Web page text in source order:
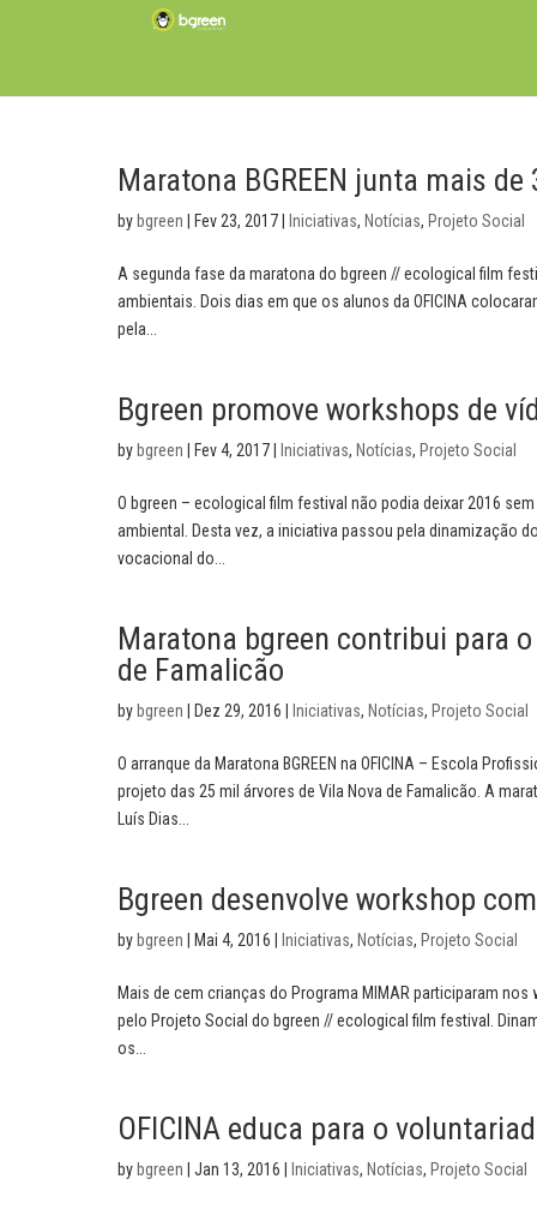
Maratona BGREEN junta mais
by bgreen Fev 23, 2017 Iniciativas, Notícias, Projeto Social
A segunda fase da maratona do bgreen // ecological film
ambientais. Dois dias em que os alunos da OFICINA
pela...
Bgreen promove workshops de
by bgreen Fev 4, 2017 Iniciativas, Notícias, Projeto Social
O bgreen – ecological film festival não podia deixar 2016
ambiental. Desta vez, a iniciativa passou pela dinamização
vocacional do...
Maratona bgreen contribui para
de Famalicão
by bgreen Dez 29, 2016 Iniciativas, Notícias, Projeto Social
O arranque da Maratona BGREEN na OFICINA – Escola
projeto das 25 mil árvores de Vila Nova de Famalicão. A
Luís Dias...
Bgreen desenvolve workshop
by bgreen Mai 4, 2016 Iniciativas, Notícias, Projeto Social
Mais de cem crianças do Programa MIMAR participaram
pelo Projeto Social do bgreen // ecological film festival.
os...
OFICINA educa para o
by bgreen Jan 13, 2016 Iniciativas, Notícias, Projeto Social